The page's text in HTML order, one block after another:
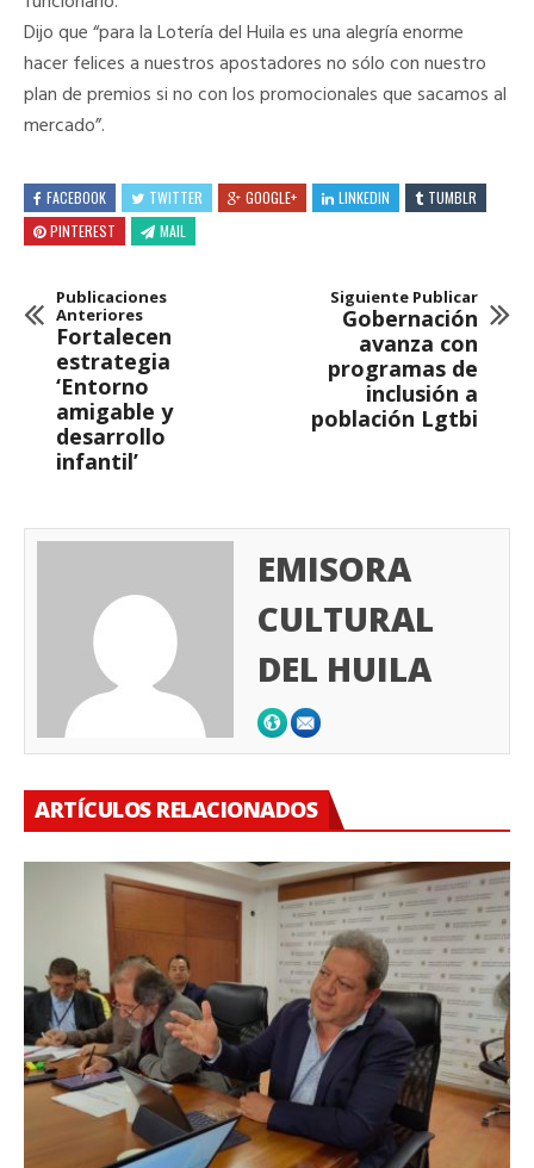
Dijo que “para la Lotería del Huila es una alegría enorme
hacer felices a nuestros apostadores no sólo con nuestro
plan de premios si no con los promocionales que sacamos al
mercado”.
FACEBOOK TWITTER GOOGLE+ LINKEDIN
TUMBLR
PINTEREST
MAIL
Publicaciones
Anteriores
Fortalecen
estrategia
‘Entorno
amigable y
desarrollo
infantil’
Siguiente Publicar
Gobernación
avanza con
programas de
inclusión a
población Lgtbi
EMISORA
CULTURAL
DEL HUILA
ARTÍCULOS RELACIONADOS